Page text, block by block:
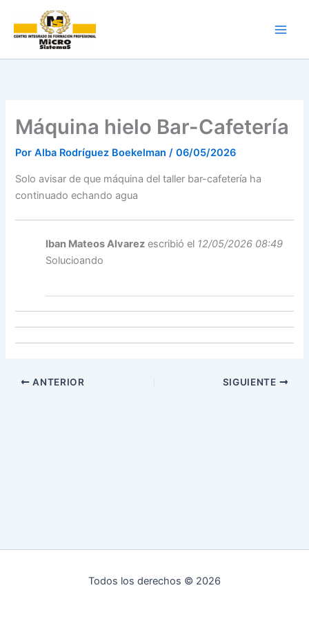
contenido
Máquina hielo Bar-Cafetería
PorAlba Rodríguez Boekelman/06/05/2026
Solo avisar de que máquina del taller bar-cafetería ha
continuado echando agua
Iban Mateos Alvarez escribió el 12/05/2026 08:49
Solucioando
ANTERIOR SIGUIENTE
Todos los derechos © 2026